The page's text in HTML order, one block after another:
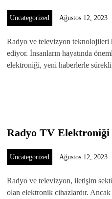
Uncategorized Ağustos 12, 2023
Radyo ve televizyon teknolojileri
ediyor. İnsanların hayatında
elektroniği, yeni haberlerle
Radyo TV Elektroniği
Uncategorized Ağustos 12, 2023
Radyo ve televizyon, iletişim
olan elektronik cihazlardır.